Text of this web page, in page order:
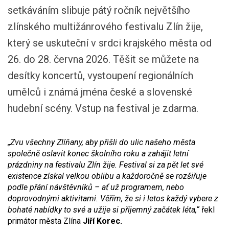
setkáváním slibuje pátý ročník největšího
zlínského multižánrového festivalu Zlín žije,
který se uskuteční v srdci krajského města od
26. do 28. června 2026. Těšit se můžete na
desítky koncertů, vystoupení regionálních
umělců i známá jména české a slovenské
hudební scény. Vstup na festival je zdarma.
„Zvu všechny Zlíňany, aby přišli do ulic našeho města
společně oslavit konec školního roku a zahájit letní
prázdniny na festivalu Zlín žije. Festival si za pět let své
existence získal velkou oblibu a každoročně se rozšiřuje
podle přání návštěvníků – ať už programem, nebo
doprovodnými aktivitami. Věřím, že si i letos každý vybere z
bohaté nabídky to své a užije si příjemný začátek léta,“ řekl
primátor města Zlína Jiří Korec.